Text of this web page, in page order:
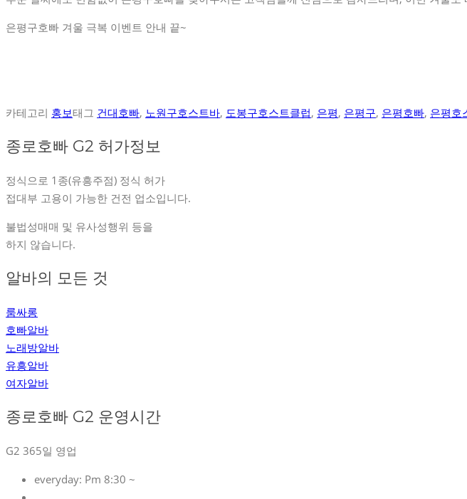
은평구호빠 겨울 극복 이벤트 안내 끝~
카테고리 홍보태그 건대호빠, 노원구호스트바, 도봉구호스트클럽, 은평, 은평구, 은평호빠, 은평호
종로호빠 G2 허가정보
정식으로 1종(유흥주점) 정식 허가
접대부 고용이 가능한 건전 업소입니다.
불법성매매 및 유사성행위 등을
하지 않습니다.
알바의 모든 것
룸싸롱
호빠알바
노래방알바
유흥알바
여자알바
종로호빠 G2 운영시간
G2 365일 영업
everyday: Pm 8:30 ~